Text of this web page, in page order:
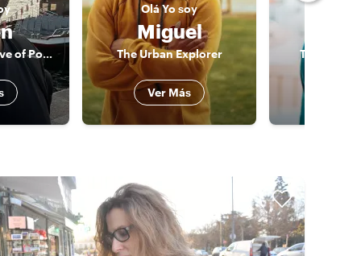
The Proudly Native of Porto’s Identity
OláYo soy
Miguel
The Urban Explorer
Ver Más
The Urban